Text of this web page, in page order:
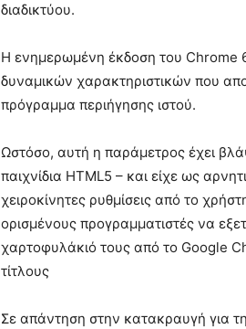
διαδικτύου.
Η ενημερωμένη έκδοση του Chrome
δυναμικών χαρακτηριστικών που
πρόγραμμα περιήγησης ιστού.
Ωστόσο, αυτή η παράμετρος έχει
παιχνίδια HTML5 – και είχε ως
χειροκίνητες ρυθμίσεις από το
ορισμένους προγραμματιστές να
χαρτοφυλάκιό τους από το Google
τίτλους
Σε απάντηση στην κατακραυγή για